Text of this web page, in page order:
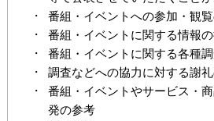
番組・イベントへの参加・観
番組・イベントに関する情報
番組・イベントに関する各種
調査などへの協力に対する謝
番組・イベントやサービス・
発の参考